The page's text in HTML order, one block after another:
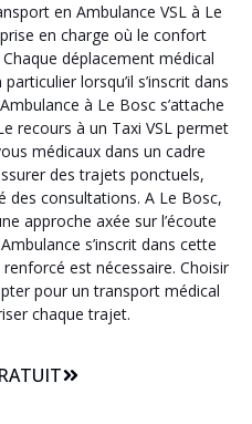
en Ambulance VSL à Le
en charge où le confort
déplacement médical
lorsqu’il s’inscrit dans
à Le Bosc s’attache
recours à un Taxi VSL permet
médicaux dans un cadre
des trajets ponctuels,
des consultations. A Le Bosc,
approche axée sur l’écoute
s’inscrit dans cette
est nécessaire. Choisir
pour un transport médical
chaque trajet.